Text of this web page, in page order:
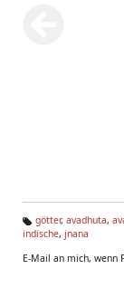
Ta
s:
götter, avadhuta,
indische, jnana
E-Mail an mich, wenn